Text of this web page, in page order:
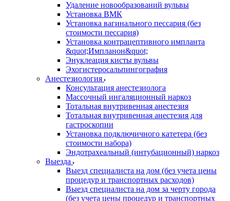
Удаление новообразований вульвы
Установка ВМК
Установка вагинального пессария (без
стоимости пессария)
Установка контрацептивного импланта
&quot;Импланон&quot;
Энуклеация кисты вульвы
Эхогистеросальпингография
Анестезиология
Консультация анестезиолога
Массочный ингаляционный наркоз
Тотальная внутривенная анестезия
Тотальная внутривенная анестезия для
гастроскопии
Установка подключичного катетера (без
стоимости набора)
Эндотрахеальный (интубационный) наркоз
Выезда
Выезд специалиста на дом (без учета цены
процедур и транспортных расходов)
Выезд специалиста на дом за черту города
(без учета цены процедур и транспортных